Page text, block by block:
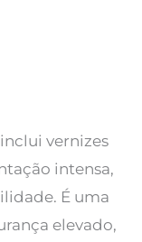
vernizes
intensa,
É uma
elevado,